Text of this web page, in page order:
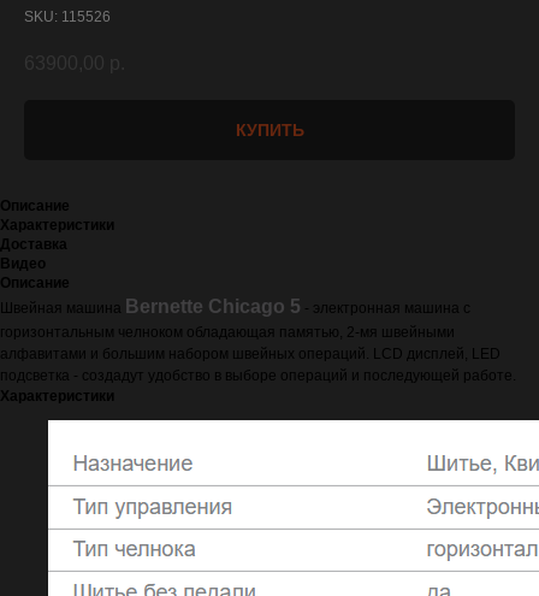
SKU: 115526
63900,00
КУПИТЬ
Описание
Характеристики
Доставка
Видео
Описание
Швейная машина Bernette Chicago 5 - электронная машина с
горизонтальным челноком обладающая памятью, 2-мя швейными
алфавитами и большим набором швейных операций. LCD дисплей, LED
подсветка - создадут удобство в выборе операций и последующей работе.
Характеристики